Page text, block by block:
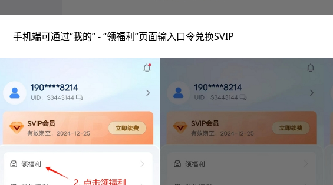
手机端可通过“我的” - “领福利”页面输入口令兑换SVIP